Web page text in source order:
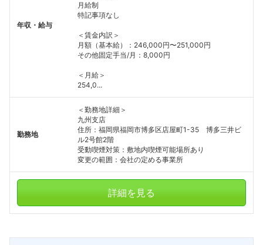
年収・給与
月給制
特記事項なし
＜賃金内訳＞
月額（基本給）：246,000円〜251,000円
その他固定手当/月：8,000円
＜月給＞
254,0...
勤務地
＜勤務地詳細＞
九州支店
住所：福岡県福岡市博多区店屋町1-35 博多三井ビ
ル2号館2階
受動喫煙対策：敷地内喫煙可能場所あり
変更の範囲：会社の定める事業所
詳細を見る